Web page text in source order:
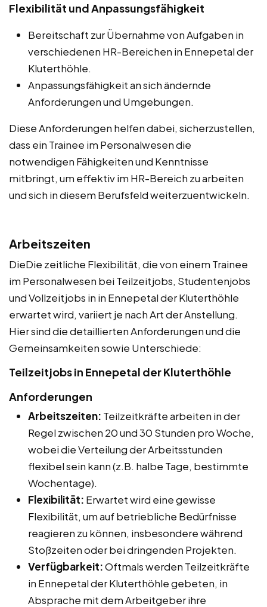
Flexibilität und Anpassungsfähigkeit
Bereitschaft zur Übernahme von Aufgaben in
verschiedenen HR-Bereichen in Ennepetal der
Kluterthöhle.
Anpassungsfähigkeit an sich ändernde
Anforderungen und Umgebungen.
Diese Anforderungen helfen dabei, sicherzustellen,
dass ein Trainee im Personalwesen die
notwendigen Fähigkeiten und Kenntnisse
mitbringt, um effektiv im HR-Bereich zu arbeiten
und sich in diesem Berufsfeld weiterzuentwickeln.
Arbeitszeiten
DieDie zeitliche Flexibilität, die von einem Trainee
im Personalwesen bei Teilzeitjobs, Studentenjobs
und Vollzeitjobs in in Ennepetal der Kluterthöhle
erwartet wird, variiert je nach Art der Anstellung.
Hier sind die detaillierten Anforderungen und die
Gemeinsamkeiten sowie Unterschiede:
Teilzeitjobs in Ennepetal der Kluterthöhle
Anforderungen
Arbeitszeiten: Teilzeitkräfte arbeiten in der
Regel zwischen 20 und 30 Stunden pro Woche,
wobei die Verteilung der Arbeitsstunden
flexibel sein kann (z.B. halbe Tage, bestimmte
Wochentage).
Flexibilität: Erwartet wird eine gewisse
Flexibilität, um auf betriebliche Bedürfnisse
reagieren zu können, insbesondere während
Stoßzeiten oder bei dringenden Projekten.
Verfügbarkeit:Oftmals werden Teilzeitkräfte
in Ennepetal der Kluterthöhle gebeten, in
Absprache mit dem Arbeitgeber ihre